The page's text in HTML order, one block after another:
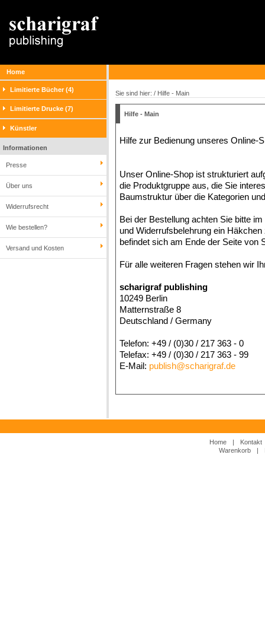
Home
Limitierte Bücher (4)
Limitierte Drucke (7)
Künstler
Informationen
Presse
Über uns
Widerrufsrecht
Wie bestellen?
Versand und Kosten
Sie sind hier: / Hilfe - Main
Hilfe - Main
Hilfe zur Bedienung unseres Online-
Unser Online-Shop ist strukturiert
die Produktgruppe aus, die Sie
Baumstruktur über die Kategorien
Bei der Bestellung achten Sie bitte
und Widerrufsbelehrung ein
befindet sich am Ende der Seite von
Für alle weiteren Fragen stehen wir
scharigraf publishing
10249 Berlin
Matternstraße 8
Deutschland / Germany
Telefon: +49 / (0)30 / 217 363 - 0
Telefax: +49 / (0)30 / 217 363 - 99
E-Mail: publish@scharigraf.de
Home |
Kontakt
Warenkorb
|